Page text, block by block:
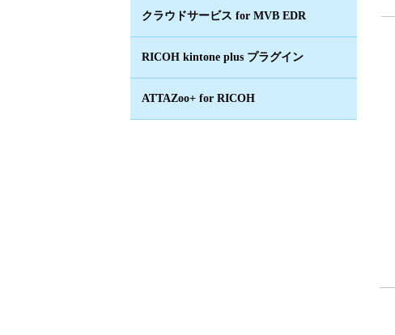
クラウドサービス for MVB EDR
RICOH kintone plus プラグイン
ATTAZoo+ for RICOH